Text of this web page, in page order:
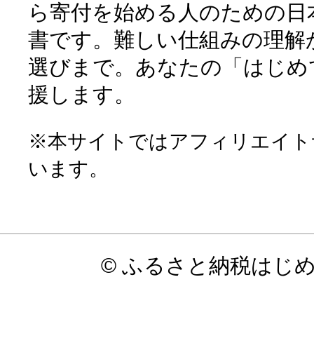
ら寄付を始める人のための
書です。難しい仕組みの理
選びまで。あなたの「はじ
援します。
※本サイトではアフィリエイ
います。
© ふるさと納税はじ